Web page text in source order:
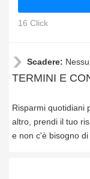
16 Click
Scadere:
TERMINI E
Risparmi quotidiani
altro, prendi il tuo
e non c'è bisogno di